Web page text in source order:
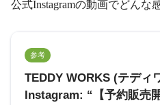
公式Instagramの動画でどんな
参考
TEDDY WORKS (テディ
Instagram: “【予約販売